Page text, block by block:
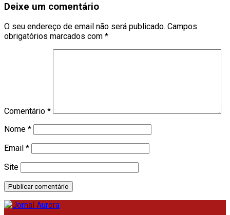
Deixe um comentário
O seu endereço de email não será publicado. Campos
obrigatórios marcados com *
Comentário *
Nome *
Email *
Site